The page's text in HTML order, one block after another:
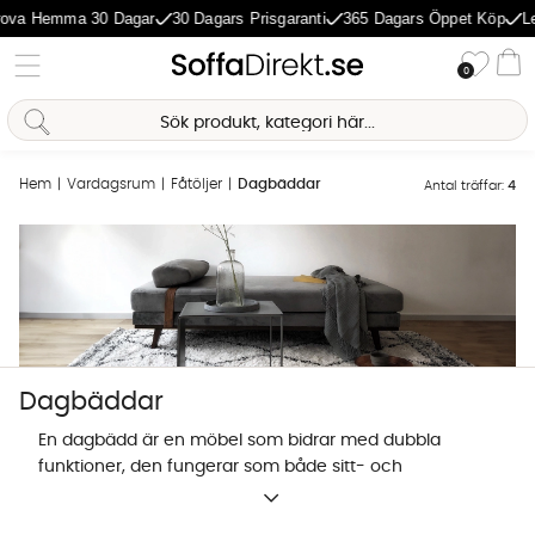
Hemma 30 Dagar 30 Dagars Prisgaranti 365 Dagars Öppet Köp
0
Hem Vardagsrum Fåtöljer Dagbäddar Antal träffar: 4
Dagbäddar
En dagbädd är en möbel som bidrar med dubbla
funktioner, den fungerar som både sitt- och
liggplats. Till skillnad från en vanlig säng är
AI-assistent